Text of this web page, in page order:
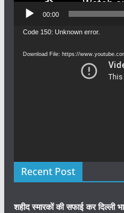
00:00
Video
Code 150: Unknown error.
Download File: https://
Recent Post
शहीद स्मारकों की सफाई कर दिल्ली